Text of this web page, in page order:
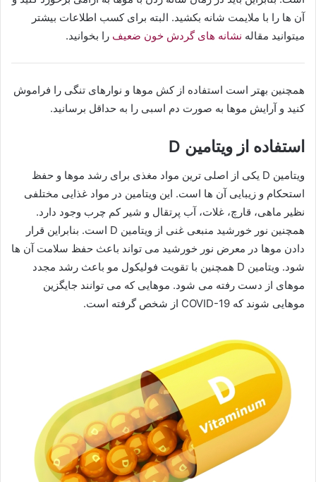
آن ها را با ملایمت شانه بکشید. البته برای کسب اطلاعات بیشتر
میتوانید مقاله نشانه های گردش خون ضعیف را بخوانید.
همچنین بهتر است استفاده از کش موها و نوارهای تنگی را فراموش
کنید و آرایش موها به صورت دم اسبی را به حداقل برسانید.
استفاده از ویتامین D
ویتامین D یکی از اصلی ترین مواد مغذی برای رشد موها و حفظ
استحکام و زیبایی آن ها است. این ویتامین در مواد غذایی مختلفی
نظیر ماهی، قارچ، غلات، آب پرتقال و شیر کم چرب وجود دارد.
همچنین نور خورشید منبعی غنی از ویتامین D است. بنابراین قرار
دادن موها در معرض نور خورشید می تواند باعث حفظ سلامت آن ها
شود. ویتامین D همچنین با تقویت فولیکول مو باعث رشد مجدد
موهای از دست رفته می شود. موهایی که می توانند جایگزین
موهایی شوند که COVID-19 از شخص گرفته است.